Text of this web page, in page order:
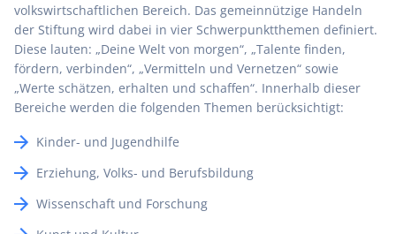
volkswirtschaftlichen Bereich. Das gemeinnützige Handeln
der Stiftung wird dabei in vier Schwerpunktthemen definiert.
Diese lauten: „Deine Welt von morgen“, „Talente finden,
fördern, verbinden“, „Vermitteln und Vernetzen“ sowie
„Werte schätzen, erhalten und schaffen“. Innerhalb dieser
Bereiche werden die folgenden Themen berücksichtigt:
Kinder- und Jugendhilfe
Erziehung, Volks- und Berufsbildung
Wissenschaft und Forschung